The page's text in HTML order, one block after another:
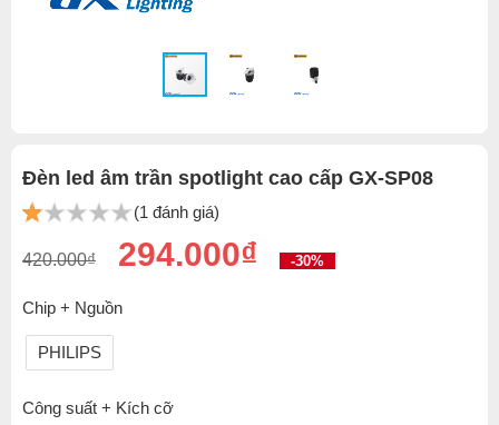
Đèn led âm trần spotlight cao cấp GX-SP08
(1 đánh giá)
420.000₫ 294.000₫ -30%
Chip + Nguồn
PHILIPS
Công suất + Kích cỡ